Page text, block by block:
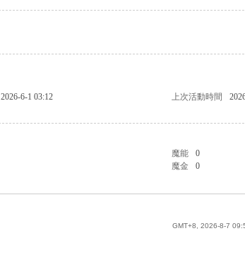
2026-6-1 03:12 上次活動時間
魔能
0
魔金 0
GMT+8, 2026-8-7